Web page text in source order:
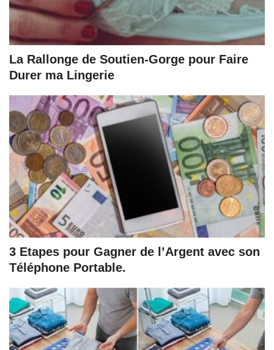
La Rallonge de Soutien-Gorge pour Faire
Durer ma Lingerie
3 Etapes pour Gagner de l’Argent avec son
Téléphone Portable.